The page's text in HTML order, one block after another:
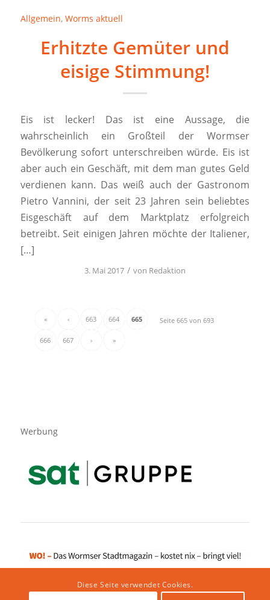
Allgemein, Worms aktuell
Erhitzte Gemüter und
eisige Stimmung!
Eis ist lecker! Das ist eine Aussage, die
wahrscheinlich ein Großteil der Wormser
Bevölkerung sofort unterschreiben würde. Eis ist
aber auch ein Geschäft, mit dem man gutes Geld
verdienen kann. Das weiß auch der Gastronom
Pietro Vannini, der seit 23 Jahren sein beliebtes
Eisgeschäft auf dem Marktplatz erfolgreich
betreibt. Seit einigen Jahren möchte der Italiener,
[…]
3. Mai 2017 / von Redaktion
Seite 665 von 693
« ‹ 663 664 665
666 667 › »
Werbung
Diese Seite verwendet Cookies.